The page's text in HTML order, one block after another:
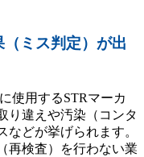
ミス判定）が出
使用するSTRマーカ
り違えや汚染（コンタ
などが挙げられます。
再検査）を行わない業